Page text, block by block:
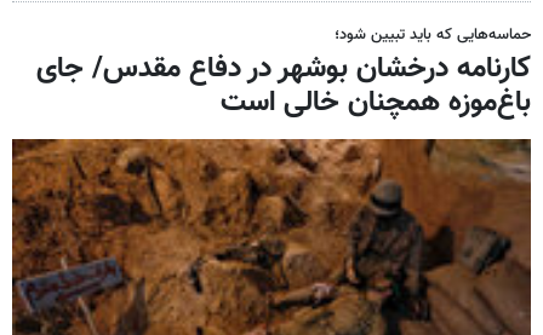
حماسه‌هایی که باید تبیین شود؛
کارنامه درخشان بوشهر در دفاع مقدس/ جای
باغ‌موزه همچنان خالی است